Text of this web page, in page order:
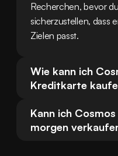
Recherchen, bevor
sicherzustellen, dass
Zielen passt.
Wie kann ich
Kreditkarte
Kann ich
morgen